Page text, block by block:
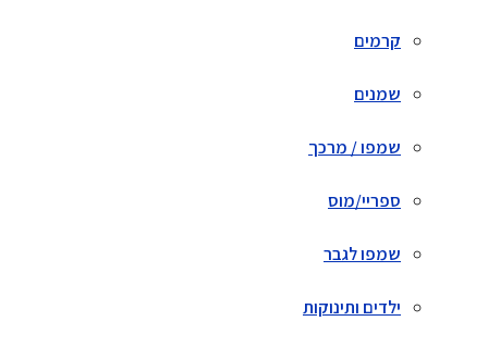
קרמים
שמנים
שמפו / מרכך
ספריי/מוס
שמפו לגבר
ילדים ותינוקות